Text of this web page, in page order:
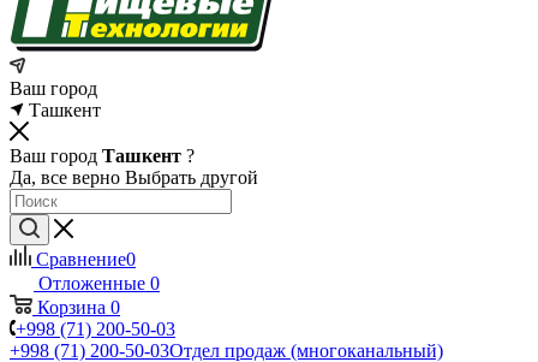
Ваш город
Ташкент
Ваш город Ташкент ?
Да, все верно Выбрать другой
Сравнение0
Отложенные 0
Корзина 0
+998 (71) 200-50-03
+998 (71) 200-50-03Отдел продаж (многоканальный)